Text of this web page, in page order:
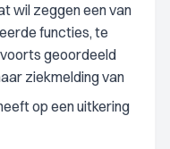
wil zeggen een van
functies, te
geoordeeld
ziekmelding van
op een uitkering